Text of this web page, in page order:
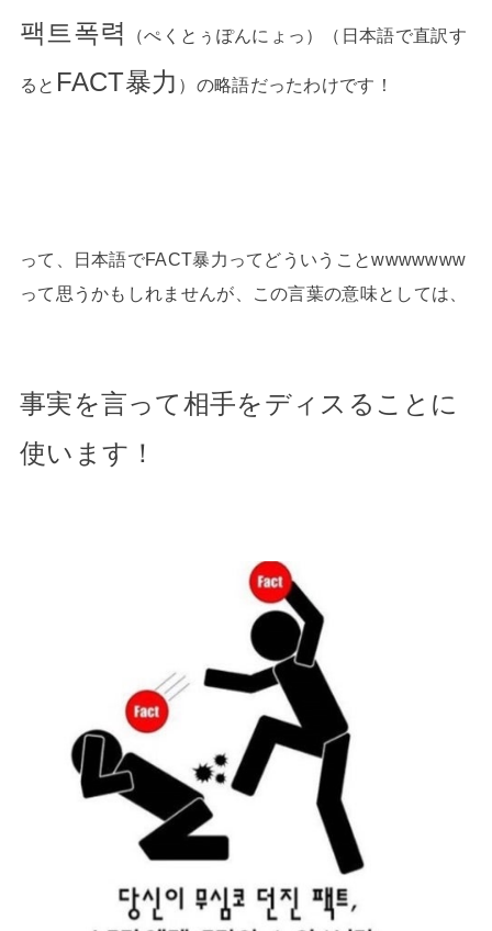
팩트폭력 （ぺくとぅぽんにょっ）（日本語で直訳す
ると FACT暴力 ）の略語だったわけです！
って、日本語でFACT暴力ってどういうことwwwwwww
って思うかもしれませんが、この言葉の意味としては、
事実を言って相手をディスることに
使います！